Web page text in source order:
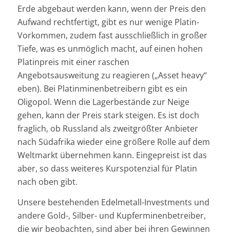
Erde abgebaut werden kann, wenn der Preis den
Aufwand rechtfertigt, gibt es nur wenige Platin-
Vorkommen, zudem fast ausschließlich in großer
Tiefe, was es unmöglich macht, auf einen hohen
Platinpreis mit einer raschen
Angebotsausweitung zu reagieren („Asset heavy“
eben). Bei Platinminenbetreibern gibt es ein
Oligopol. Wenn die Lagerbestände zur Neige
gehen, kann der Preis stark steigen. Es ist doch
fraglich, ob Russland als zweitgrößter Anbieter
nach Südafrika wieder eine größere Rolle auf dem
Weltmarkt übernehmen kann. Eingepreist ist das
aber, so dass weiteres Kurspotenzial für Platin
nach oben gibt.
Unsere bestehenden Edelmetall-Investments und
andere Gold-, Silber- und Kupferminenbetreiber,
die wir beobachten, sind aber bei ihren Gewinnen